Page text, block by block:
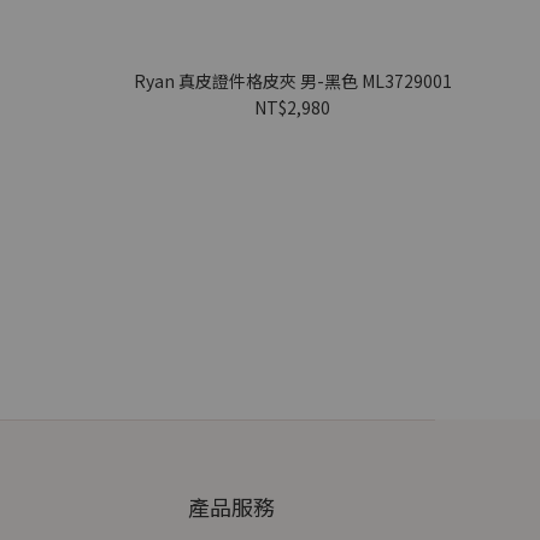
Ryan 真皮證件格皮夾 男-黑色 ML3729001
NT$2,980
產品服務